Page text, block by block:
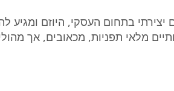
בתחום העסקי, היוזם ומגיע
מלאי תפניות, מכאובים, אך